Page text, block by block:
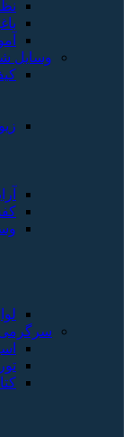
وسایل